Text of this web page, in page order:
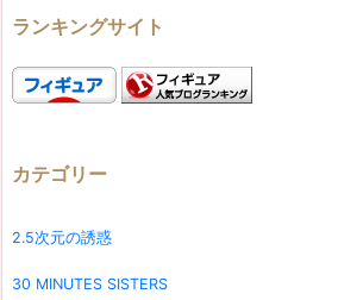
ランキングサイト
カテゴリー
2.5次元の誘惑
30 MINUTES SISTERS